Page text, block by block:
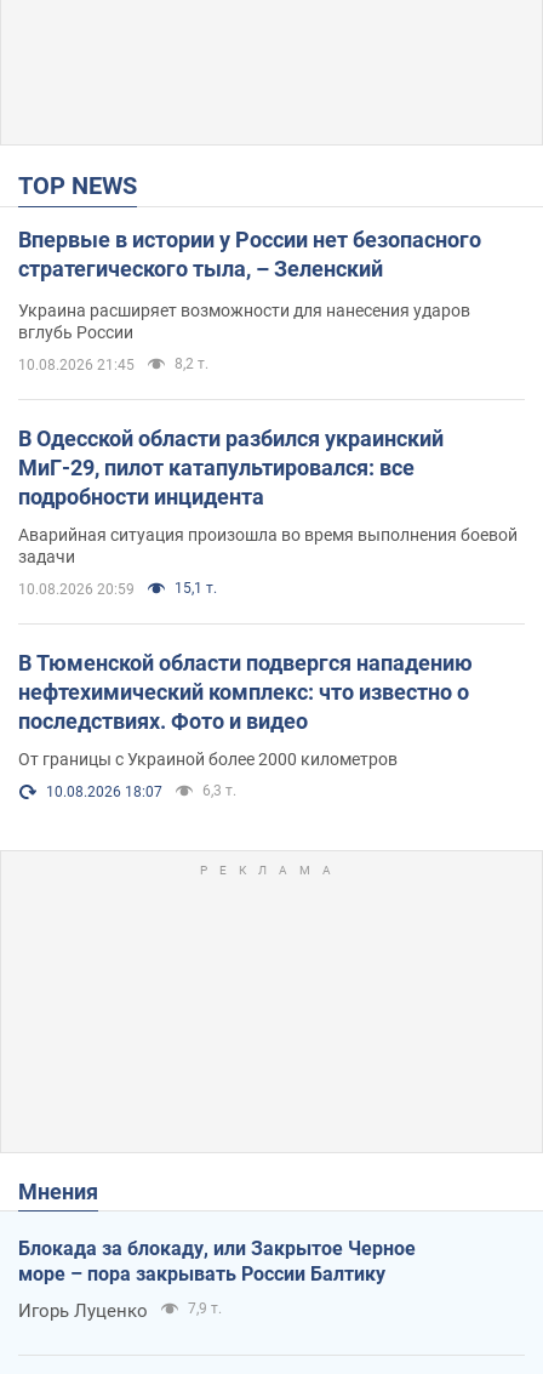
TOP NEWS
Впервые в истории у России нет безопасного
стратегического тыла, – Зеленский
Украина расширяет возможности для нанесения ударов
вглубь России
10.08.2026 21:45 8,2 т.
В Одесской области разбился украинский
МиГ-29, пилот катапультировался: все
подробности инцидента
Аварийная ситуация произошла во время выполнения боевой
задачи
10.08.2026 20:59 15,1 т.
В Тюменской области подвергся нападению
нефтехимический комплекс: что известно о
последствиях. Фото и видео
От границы с Украиной более 2000 километров
10.08.2026 18:07 6,3 т.
Мнения
Блокада за блокаду, или Закрытое Черное
море – пора закрывать России Балтику
Игорь Луценко 7,9 т.